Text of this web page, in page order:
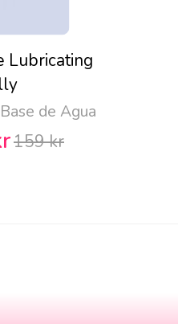
Lubricating
de Agua
159 kr